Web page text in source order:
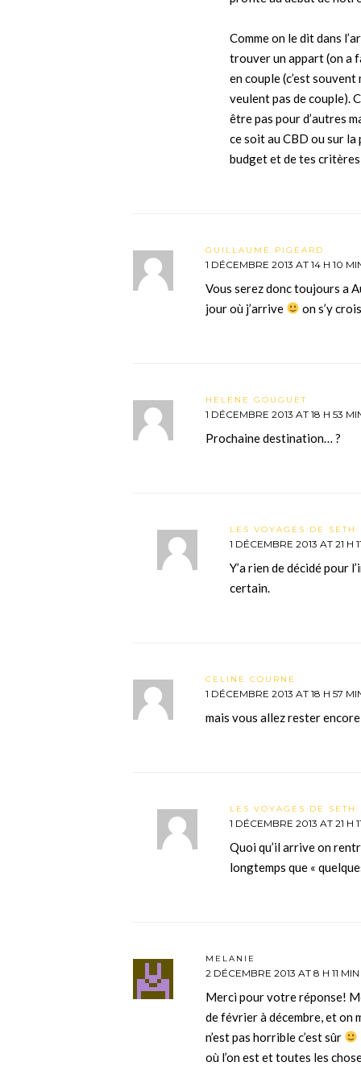
Comme on le dit dans
trouver un appart (on a
en couple (c’est souvent
veulent pas de couple).
être pas pour d’autres
ce soit au CBD ou sur
budget et de tes critères
GUILLAUME PIGEARD
1 DÉCEMBRE 2013 AT 14 H 10
Vous serez donc toujours a
jour où j’arrive
on s’y
HELENE GOUGUET
1 DÉCEMBRE 2013 AT 18 H 53
Prochaine destination… ?
LES VOYAGES DE SETH
1 DÉCEMBRE 2013 AT 21 H
Y’a rien de décidé pour
certain.
CELINE COURNE
1 DÉCEMBRE 2013 AT 18 H 57
mais vous allez rester
LES VOYAGES DE SETH
1 DÉCEMBRE 2013 AT 21 H
Quoi qu’il arrive on
longtemps que «
MELANIE
2 DÉCEMBRE 2013 AT 8 H 11 MIN
Merci pour votre réponse!
de février à décembre, et on
n’est pas horrible c’est sûr
où l’on est et toutes les